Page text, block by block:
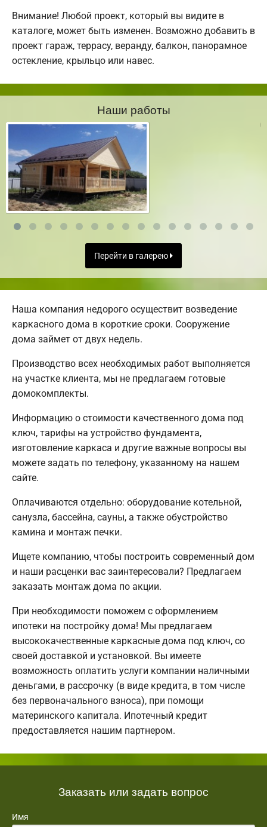
Внимание! Любой проект, который вы видите в
каталоге, может быть изменен. Возможно добавить в
проект гараж, террасу, веранду, балкон, панорамное
остекление, крыльцо или навес.
Наши работы
Перейти в галерею
Наша компания недорого осуществит возведение
каркасного дома в короткие сроки. Сооружение
дома займет от двух недель.
Производство всех необходимых работ выполняется
на участке клиента, мы не предлагаем готовые
домокомплекты.
Информацию о стоимости качественного дома под
ключ, тарифы на устройство фундамента,
изготовление каркаса и другие важные вопросы вы
можете задать по телефону, указанному на нашем
сайте.
Оплачиваются отдельно: оборудование котельной,
санузла, бассейна, сауны, а также обустройство
камина и монтаж печки.
Ищете компанию, чтобы построить современный дом
и наши расценки вас заинтересовали? Предлагаем
заказать монтаж дома по акции.
При необходимости поможем с оформлением
ипотеки на постройку дома! Мы предлагаем
высококачественные каркасные дома под ключ, со
своей доставкой и установкой. Вы имеете
возможность оплатить услуги компании наличными
деньгами, в рассрочку (в виде кредита, в том числе
без первоначального взноса), при помощи
материнского капитала. Ипотечный кредит
предоставляется нашим партнером.
Заказать или задать вопрос
Имя